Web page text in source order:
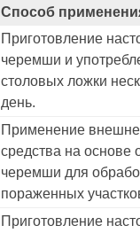
Способ
Приготовление
черемши и
столовых ложки
день.
Применение
средства на основе
черемши для
пораженных
Приготовление